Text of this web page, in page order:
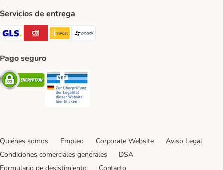
Servicios de entrega
GLS Shipping Method
CTTExpress Shipping Method
InPost Shipping Method
paack Shipping Method
Pago seguro
Security
Quiénes somos Empleo Corporate Website
Aviso Legal
Condiciones comerciales generales
DSA
Formulario de desistimiento
Contacto